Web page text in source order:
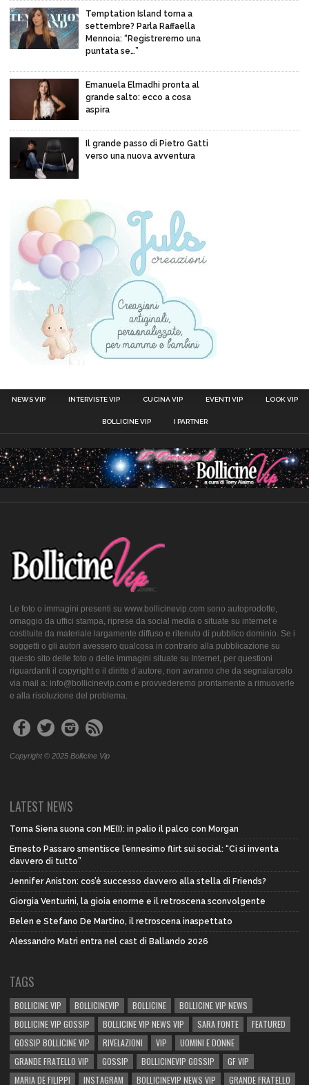
Temptation Island torna a
settembre? Parla Raffaella
Mennoia: “Registreremo una
puntata se…”
Emanuela Elmadhi pronta al
grande salto: ecco a cosa
aspira
Il grande passo di Pietro Gatti
verso una nuova avventura
NEWS VIP INTERVISTE VIP CUCINA VIP EVENTI VIP LOOK VIP
BOLLICINE VIP I PARTNER
Le foto o immagini presenti su www.bollicinevip.com sono autoprodotte,
omaggio da uffici stampa, riprese da social media o situate su internet e
costituite da materiale largamente diffuso e ritenuto di pubblico dominio. Se i
soggetti o gli autori avessero qualcosa in contrario alla pubblicazione su
questo sito delle foto o delle immagini situate su Internet, per questioni
riguardanti il copyright o il diritto d’autore, non avranno che da segnalarcelo
via mail a: info@bollicinevip.com e provvederemo prontamente a rimuoverle
e alla risoluzione del problema.
Copyright © 2025 Bollicine Vip
LATEST NEWS
Torna Siena suona con ME(I): in palio il palco con Morgan
Ernesto Passaro smentisce l’ennesimo flirt sui social: “Ci si inventa
davvero di tutto”
Jennifer Aniston: cos’è successo davvero alla stella di Friends?
Giorgia Venturini, la gioia enorme e il retroscena sconvolgente
Belen e Stefano De Martino, il retroscena inaspettato
Alessandro Matri entra nel cast di Ballando 2026
TAGS
BOLLICINE VIP BOLLICINEVIP BOLLICINE
BOLLICINE VIP NEWS
BOLLICINE VIP GOSSIP
BOLLICINE VIP NEWS VIP SARA FONTE
FEATURED
GOSSIP BOLLICINE VIP
RIVELAZIONI VIP
UOMINI E DONNE
GRANDE FRATELLO VIP
GOSSIP BOLLICINEVIP GOSSIP
GF VIP
MARIA DE FILIPPI
INSTAGRAM BOLLICINEVIP NEWS VIP GRANDE FRATELLO